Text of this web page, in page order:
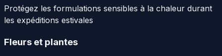
Protégez les formulations sensibles à la chaleur durant
les expéditions estivales
Fleurs et plantes